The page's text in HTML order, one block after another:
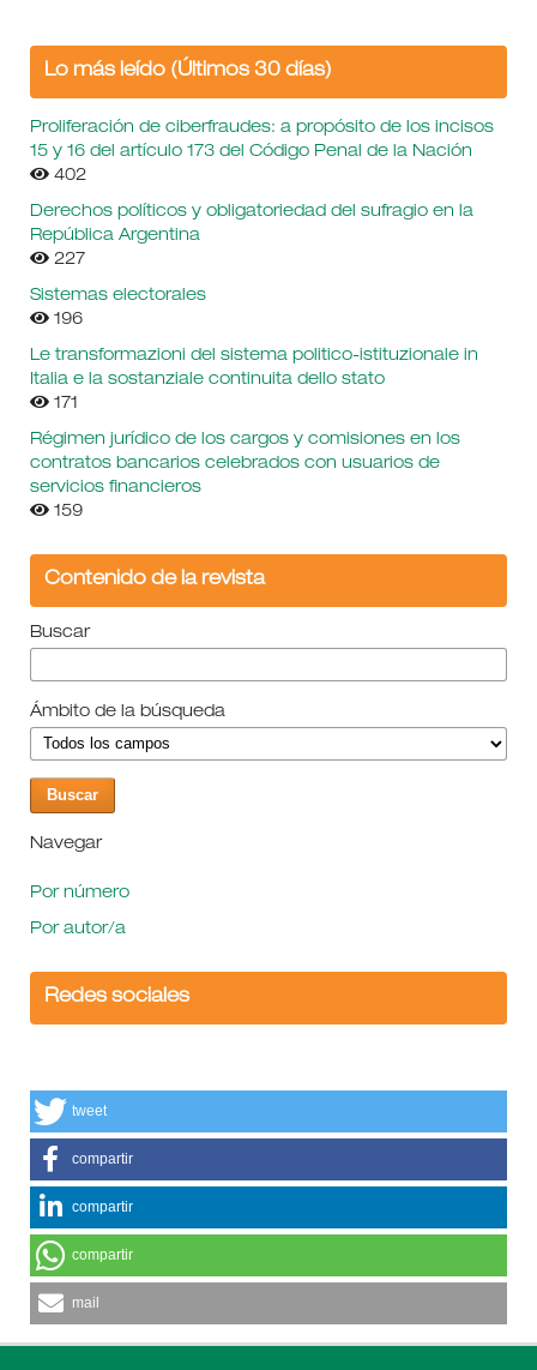
Lo más leído (Últimos 30 días)
Proliferación de ciberfraudes: a propósito de los incisos
15 y 16 del artículo 173 del Código Penal de la Nación
402
Derechos políticos y obligatoriedad del sufragio en la
República Argentina
227
Sistemas electorales
196
Le transformazioni del sistema politico-istituzionale in
Italia e la sostanziale continuita dello stato
171
Régimen jurídico de los cargos y comisiones en los
contratos bancarios celebrados con usuarios de
servicios financieros
159
Contenido de la revista
Buscar
Ámbito de la búsqueda
Navegar
Por número
Por autor/a
Redes sociales
tweet
compartir
compartir
compartir
mail